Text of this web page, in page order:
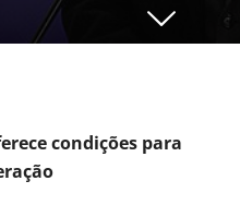
condições para